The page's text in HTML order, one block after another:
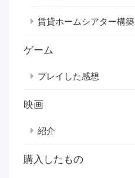
賃貸ホームシアター構築
ゲーム
プレイした感想
映画
紹介
購入したもの